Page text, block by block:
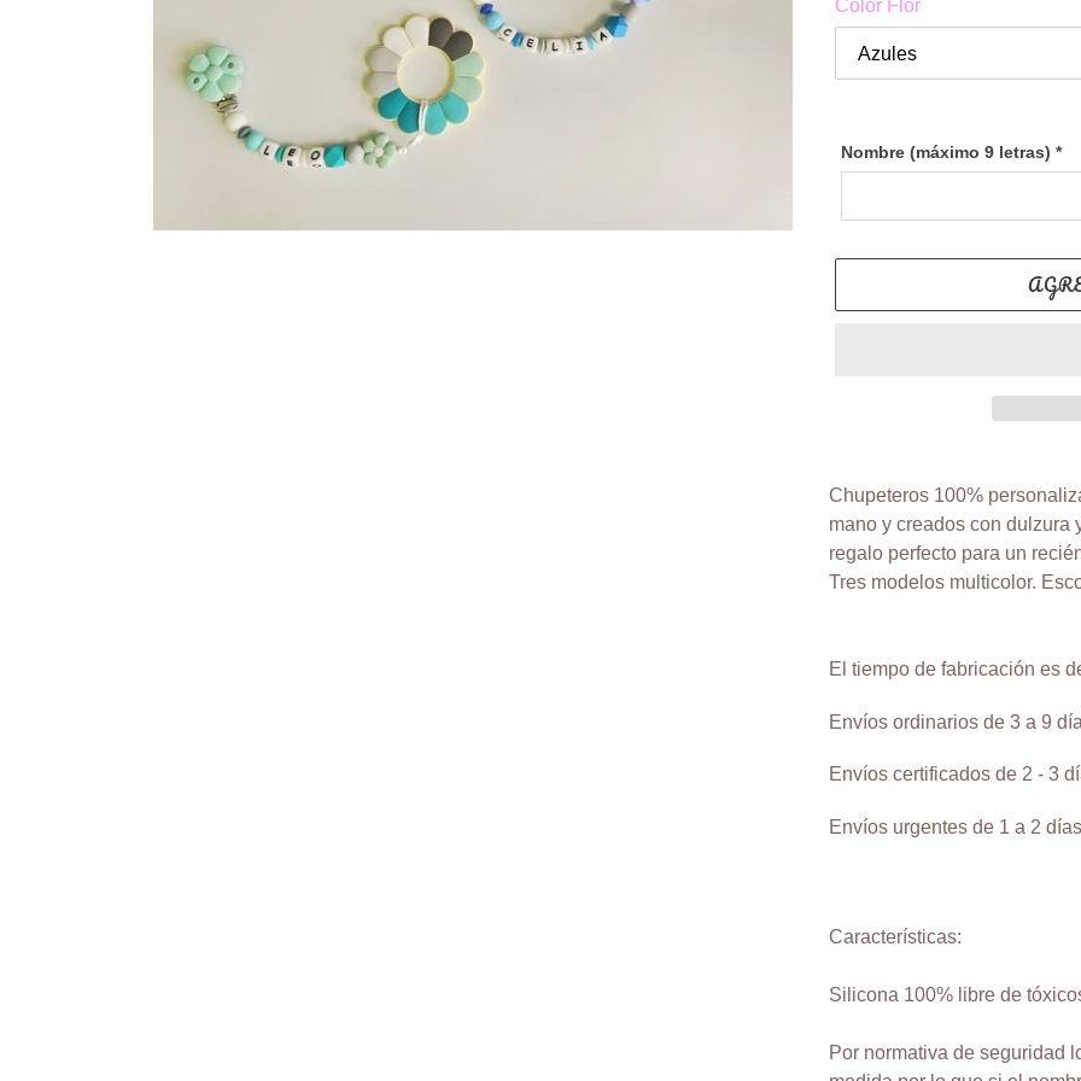
Color Flor
Nombre (máximo 9 letras) *
el
producto
a
tu
compra
Chupeteros 100%
mano y creados con dulzura
regalo perfecto para un
Tres modelos multicolor.
El tiempo de fabricación es
Envíos ordinarios de 3 a 9
Envíos certificados de 2 - 3
Envíos urgentes de 1 a 2
Características:
Silicona 100% libre de
Por normativa de seguridad